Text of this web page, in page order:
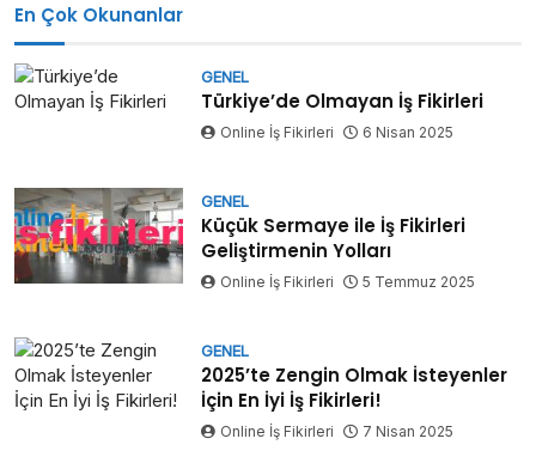
En Çok Okunanlar
GENEL
Türkiye’de Olmayan İş Fikirleri
Online İş Fikirleri 6 Nisan 2025
GENEL
Küçük Sermaye ile İş Fikirleri
Geliştirmenin Yolları
Online İş Fikirleri 5 Temmuz 2025
GENEL
2025’te Zengin Olmak İsteyenler
İçin En İyi İş Fikirleri!
Online İş Fikirleri 7 Nisan 2025